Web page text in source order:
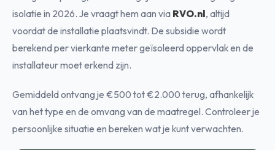
isolatie in 2026. Je vraagt hem aan via RVO.nl, altijd
voordat de installatie plaatsvindt. De subsidie wordt
berekend per vierkante meter geïsoleerd oppervlak en de
installateur moet erkend zijn.
Gemiddeld ontvang je €500 tot €2.000 terug, afhankelijk
van het type en de omvang van de maatregel. Controleer je
persoonlijke situatie en bereken wat je kunt verwachten.